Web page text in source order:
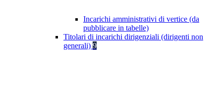
Incarichi amministrativi di vertice (da
pubblicare in tabelle)
Titolari di incarichi dirigenziali (dirigenti non
generali) 9